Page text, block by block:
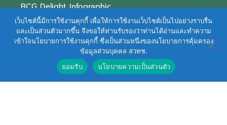
BCG Delight Infographic
สื่อประชาสัมพันธ์
e-Book Series
ตัวอย่างธุรกิจ BCG
ข่าวและบทความ
เว็บไซต์นี้มีการใช้งานคุกกี้ เพื่อให้การใช้งานเว็บไซต์เป็นไปอย่างราบรื่น
และเป็นส่วนตัวมากขึ้น จึงขอให้ท่านรับรองว่าท่านได้อ่านและทำความ
เข้าใจนโยบายการใช้งานคุกกี้ ซึ่งเป็นส่วนหนึ่งของนโยบายการคุ้มครอง
ข้อมูลส่วนบุคคล สวทช.
ยอมรับ
นโยบายความเป็นส่วนตัว